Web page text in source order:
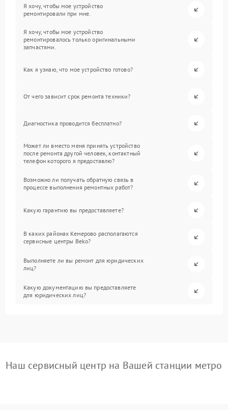
Я хочу, чтобы мое устройство
ремонтировали при мне.
Я хочу, чтобы мое устройство
ремонтировалось только оригинальными
запчастями.
Как я узнаю, что мое устройство готово?
От чего зависит срок ремонта техники?
Диагностика проводится бесплатно?
Может ли вместо меня принять устройство
после ремонта другой человек, контактный
телефон которого я предоставлю?
Возможно ли получать обратную связь в
процессе выполнения ремонтных работ?
Какую гарантию вы предоставляете?
В каких районах Кемерово располагаются
сервисные центры Beko?
Выполняете ли вы ремонт для юридических
лиц?
Какую документацию вы предоставляете
для юридических лиц?
Наш сервисный центр на Вашей станции метро